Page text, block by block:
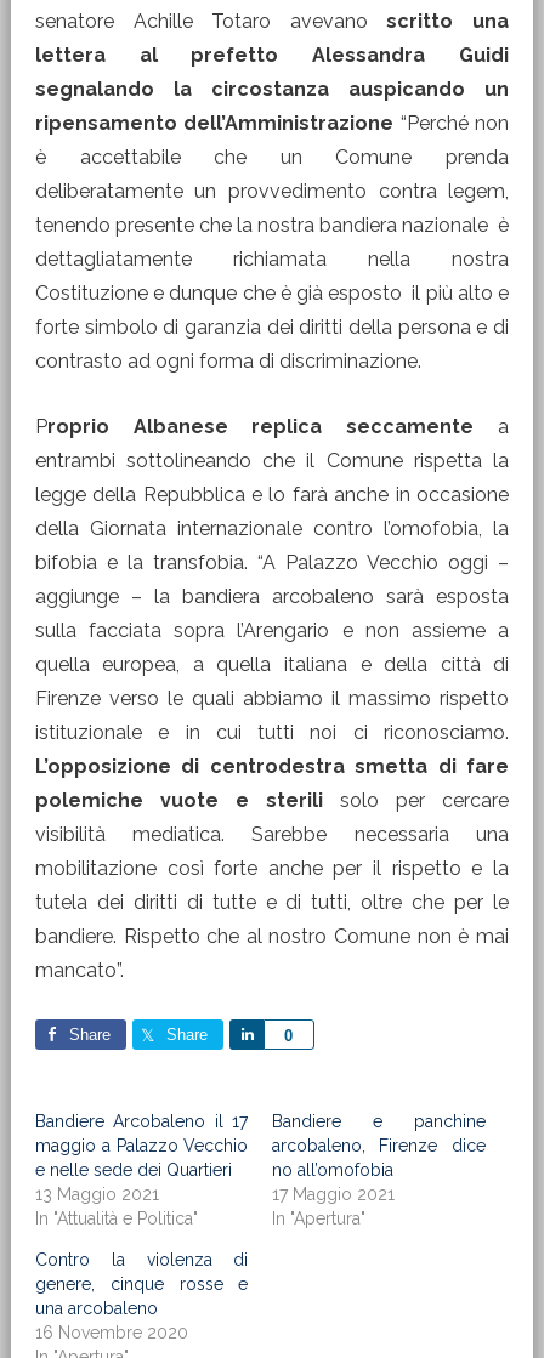
senatore Achille Totaro avevanoscritto una
lettera al prefetto Alessandra Guidi
segnalando la circostanza auspicando un
ripensamento dell’Amministrazione “Perché non
è accettabile che un Comune prenda
deliberatamente un provvedimento contra legem,
tenendo presente che la nostra bandiera nazionale è
dettagliatamente richiamata nella nostra
Costituzione e dunque che è già esposto il più alto e
forte simbolo di garanzia dei diritti della persona e di
contrasto ad ogni forma di discriminazione.
Proprio Albanese replica seccamente a
entrambi sottolineando che il Comune rispetta la
legge della Repubblica e lo farà anche in occasione
della Giornata internazionale contro l’omofobia, la
bifobia e la transfobia. “A Palazzo Vecchio oggi –
aggiunge – la bandiera arcobaleno sarà esposta
sulla facciata sopra l’Arengario e non assieme a
quella europea, a quella italiana e della città di
Firenze verso le quali abbiamo il massimo rispetto
istituzionale e in cui tutti noi ci riconosciamo.
L’opposizione di centrodestra smetta di fare
polemiche vuote e sterili solo per cercare
visibilità mediatica. Sarebbe necessaria una
mobilitazione così forte anche per il rispetto e la
tutela dei diritti di tutte e di tutti, oltre che per le
bandiere. Rispetto che al nostro Comune non è mai
mancato”.
Share Share 0
Share
Bandiere Arcobaleno il 17
maggio a Palazzo Vecchio
e nelle sede dei Quartieri
13 Maggio 2021
In "Attualità e Politica"
Bandiere e panchine
arcobaleno, Firenze dice
no all’omofobia
17 Maggio 2021
In "Apertura"
Contro la violenza di
genere, cinque rosse e
una arcobaleno
16 Novembre 2020